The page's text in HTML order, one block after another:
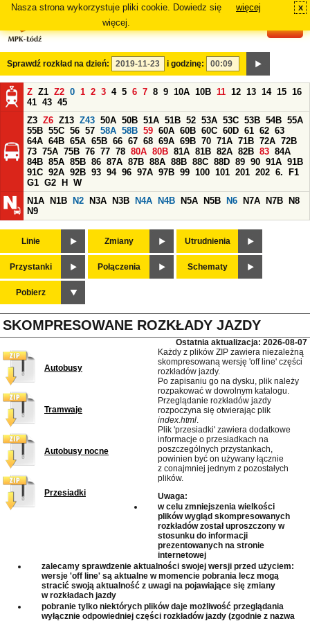
Nasza strona wykorzystuje pliki cookie. Dowiedz się
więcej.
więcej x
Sprawdź rozkład na dzień: i godzinę:
Z Z1 Z2 0 1 2 3 4 5 6 7 8 9 10A 10B 11 12 13 14 15 16
41 43 45
Z3 Z6 Z13 Z43 50A 50B 51A 51B 52 53A 53C 53B 54B 55A
55B 55C 56 57 58A 58B 59 60A 60B 60C 60D 61 62 63
64A 64B 65A 65B 66 67 68 69A 69B 70 71A 71B 72A 72B
73 75A 75B 76 77 78 80A 80B 81A 81B 82A 82B 83 84A
84B 85A 85B 86 87A 87B 88A 88B 88C 88D 89 90 91A 91B
91C 92A 92B 93 94 96 97A 97B 99 100 101 201 202 6.
F1
G1 G2 H
W
N1A
N1B N2 N3A N3B N4A N4B N5A N5B N6 N7A N7B
N8
N9
Linie Zmiany Utrudnienia
Przystanki Połączenia Schematy
Pobierz
SKOMPRESOWANE ROZKŁADY JAZDY
Ostatnia aktualizacja: 2026-08-07
Autobusy
Tramwaje
Autobusy nocne
Przesiadki
Każdy z plików ZIP zawiera niezależną
skompresowaną wersję 'off line' części
rozkładów jazdy.
Po zapisaniu go na dysku, plik należy
rozpakować w dowolnym katalogu.
Przeglądanie rozkładów jazdy
rozpoczyna się otwierając plik
index.html.
Plik 'przesiadki' zawiera dodatkowe
informacje o przesiadkach na
poszczególnych przystankach,
powinien być on używany łącznie
z conajmniej jednym z pozostałych
plików.
Uwaga:
w celu zmniejszenia wielkości
plików wygląd skompresowanych
rozkładów został uproszczony w
stosunku do informacji
prezentowanych na stronie
internetowej
zalecamy sprawdzenie aktualności swojej wersji przed użyciem:
wersje 'off line' są aktualne w momencie pobrania lecz mogą
stracić swoją aktualność z uwagi na pojawiające się zmiany
w rozkładach jazdy
pobranie tylko niektórych plików daje możliwość przeglądania
wyłącznie odpowiedniej części rozkładów jazdy (zgodnie z nazwa